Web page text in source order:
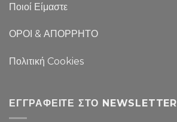
Ποιοί Είμαστε
ΟΡΟΙ & ΑΠΟΡΡΗΤΟ
Πολιτική Cookies
ΕΓΓΡΑΦΕΊΤΕ ΣΤΟ NEWSLETTER